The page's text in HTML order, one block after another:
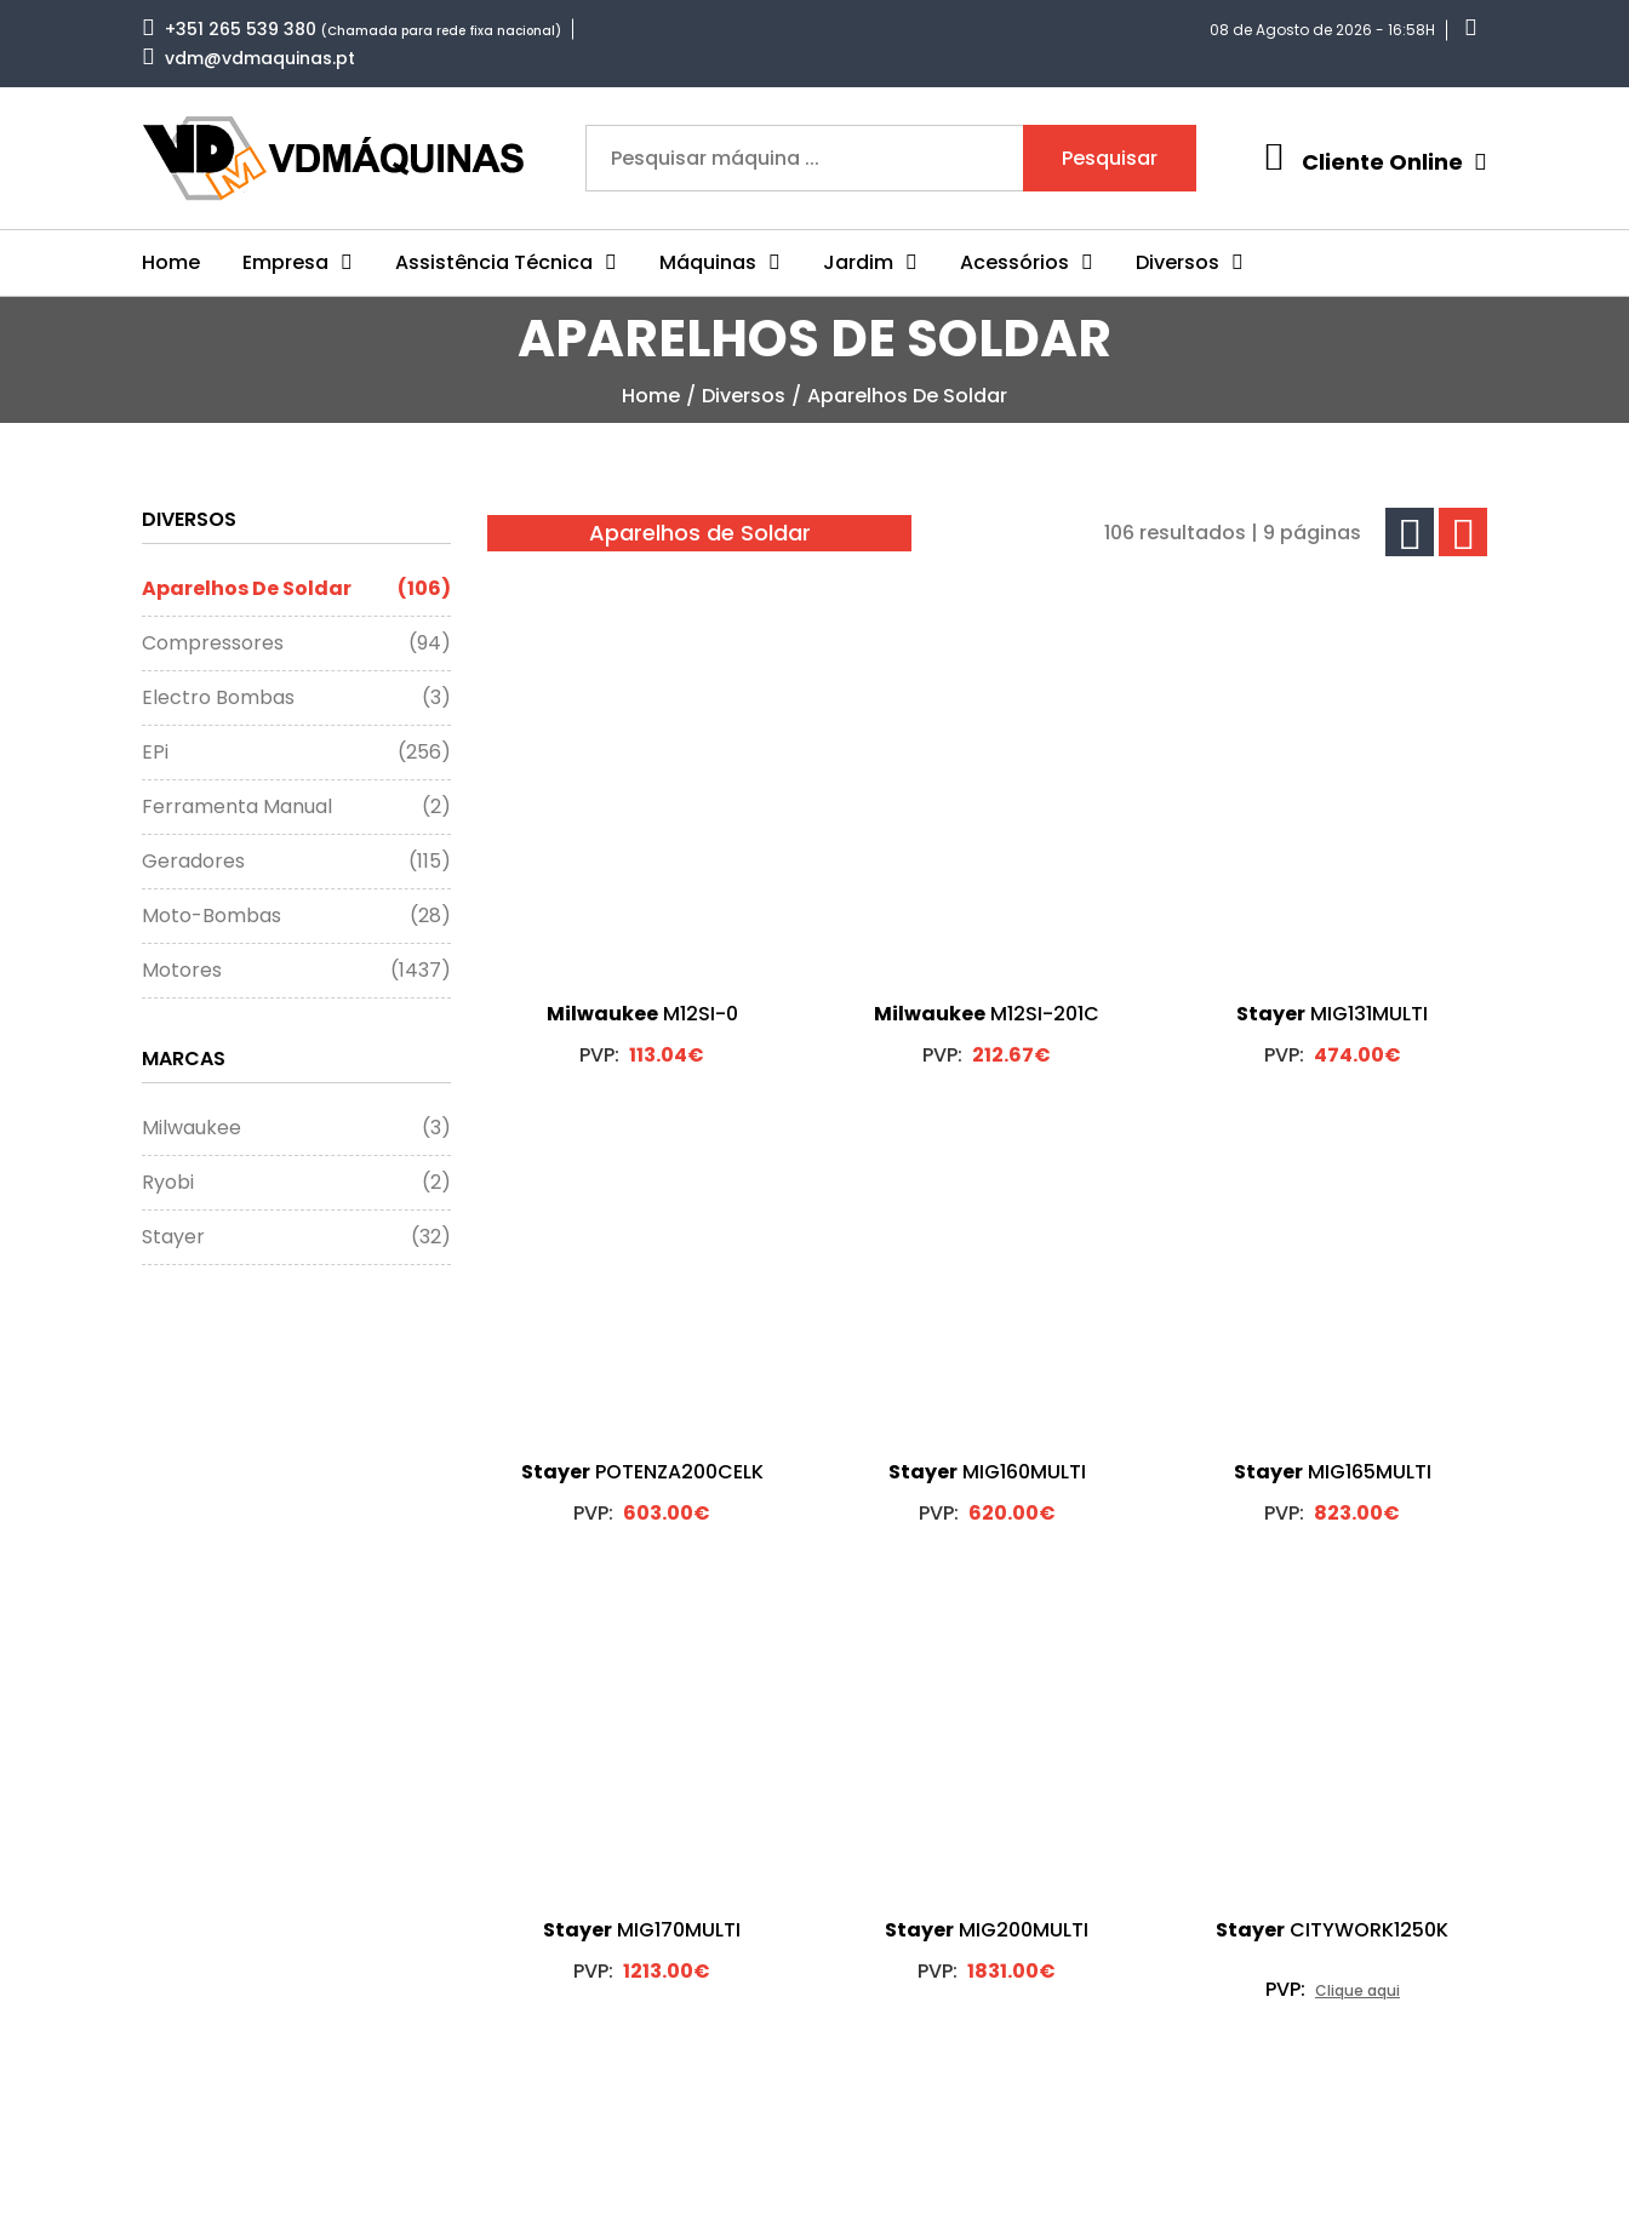
+351 265 539 380 (Chamada para rede fixa nacional)
vdm@vdmaquinas.pt
08 de Agosto de 2026 - 16:58H
Pesquisar Cliente Online
Home Empresa Assistência Técnica Máquinas Jardim Acessórios Diversos
APARELHOS DE SOLDAR
Home Diversos Aparelhos De Soldar
Aparelhos de Soldar 106 resultados | 9 páginas
MilwaukeeM12SI-0
PVP: 113.04€
Milwaukee M12SI-201C
PVP: 212.67€
Stayer MIG131MULTI
PVP: 474.00€
StayerPOTENZA200CELK
PVP: 603.00€
StayerMIG160MULTI
PVP: 620.00€
StayerMIG165MULTI
PVP: 823.00€
Stayer MIG170MULTI
PVP: 1213.00€
Stayer MIG200MULTI
PVP: 1831.00€
Stayer CITYWORK1250K
PVP: Clique aqui
DIVERSOS
Aparelhos De Soldar
(106)
Compressores
(94)
Electro Bombas
(3)
EPi
(256)
Ferramenta Manual
(2)
Geradores
(115)
Moto-Bombas
(28)
Motores
(1437)
MARCAS
Milwaukee
(3)
Ryobi
(2)
Stayer
(32)